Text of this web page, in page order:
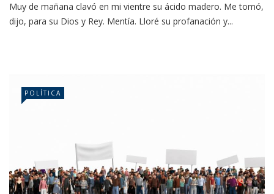
Muy de mañana clavó en mi vientre su ácido madero. Me tomó,
dijo, para su Dios y Rey. Mentía. Lloré su profanación y...
POLÍTICA